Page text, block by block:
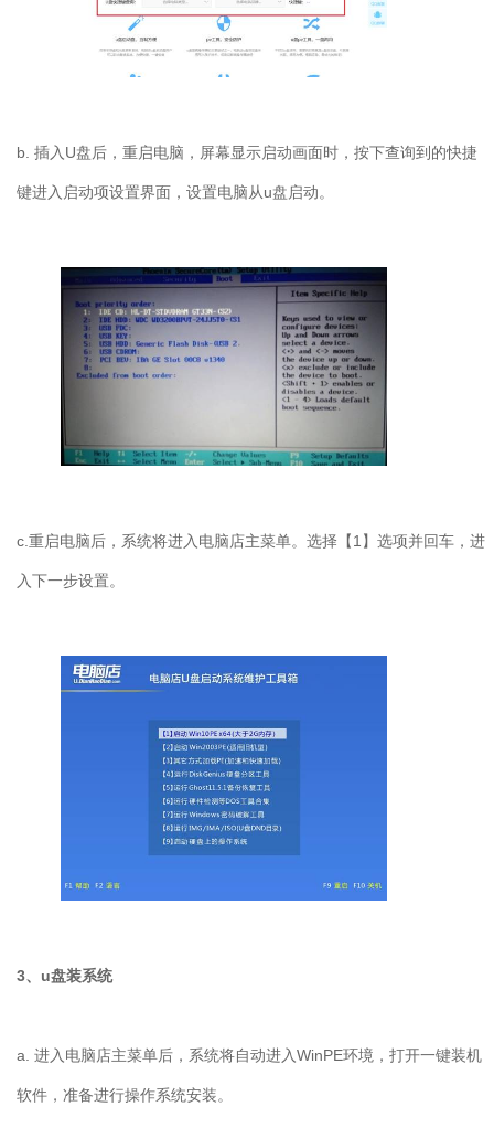
b. 插入U盘后，重启电脑，屏幕显示启动画面时，按下查询到的快捷
键进入启动项设置界面，设置电脑从u盘启动。
c.重启电脑后，系统将进入电脑店主菜单。选择【1】选项并回车，进
入下一步设置。
3、 u盘装系统
a. 进入电脑店主菜单后，系统将自动进入WinPE环境，打开一键装机
软件，准备进行操作系统安装。